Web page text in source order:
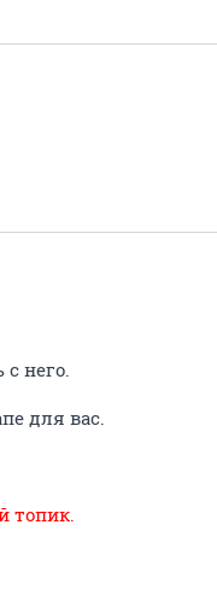
него.
для вас.
топик.